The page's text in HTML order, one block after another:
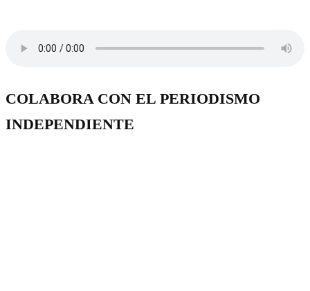
COLABORA CON EL PERIODISMO
INDEPENDIENTE